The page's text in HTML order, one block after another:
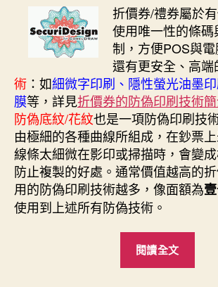
者
佈
日
期
折價券/禮券屬於
使用唯一性的條碼
制，方便POS與電
還有更安全、高端
術 ：如細微字印刷、隱性螢光油墨
膜等，詳見折價券的防偽印刷技術
防偽底紋/花紋也是一項防偽印刷技
由極細的各種曲線所組成，在鈔票
線條太細微在影印或掃描時，會變
防止複製的好處。通常價值越高的
用的防偽印刷技術越多，像面額為
使用到上述所有防偽技術。
閱讀全文